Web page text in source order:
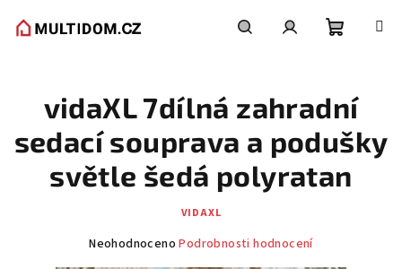
košík
vidaXL 7dílná zahradní
sedací souprava a podušky
světle šedá polyratan
VIDAXL
Průměrné
Neohodnoceno Podrobnosti hodnocení